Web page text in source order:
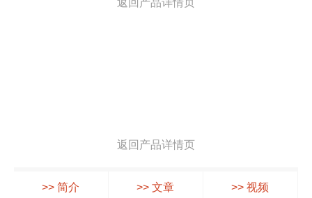
返回产品详情页
>> 简介 >> 文章 >> 视频